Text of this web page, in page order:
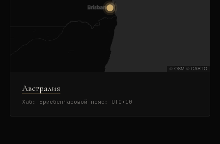
© OSM © CARTO
Австралия
Хаб: БрисбенЧасовой пояс: UTC+10